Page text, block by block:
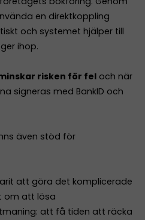
en direktkoppling
och systemet hjälper till
ihop.
risken för fel och när
signeras med BankID och
även stöd för
att göra det komplicerade
om att lösa
att få tiden att räcka